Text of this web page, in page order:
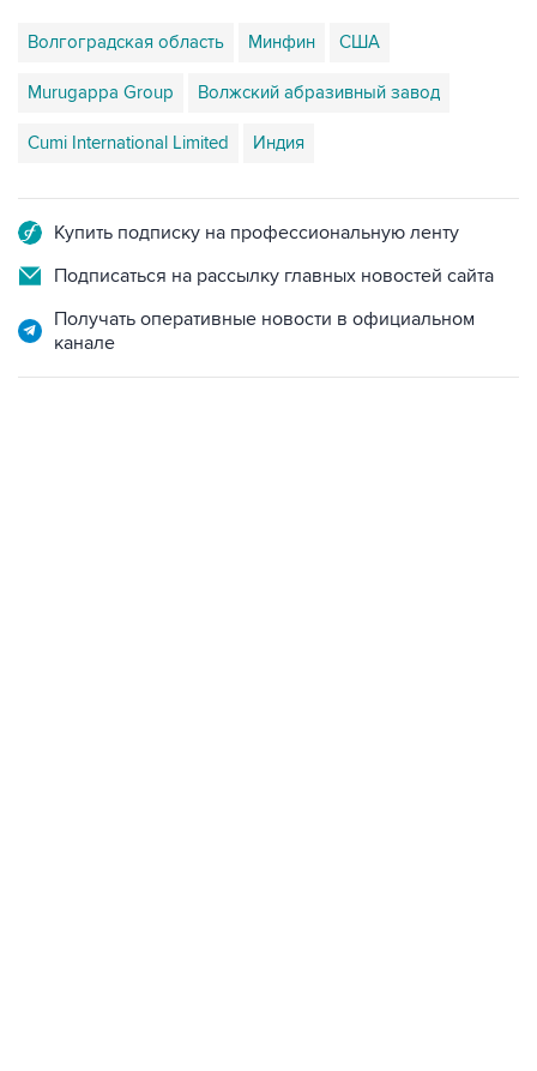
Волгоградская область Минфин США
Murugappa Group Волжский абразивный завод
Cumi International Limited Индия
Купить подписку на профессиональную ленту
Подписаться на рассылку главных новостей сайта
Получать оперативные новости в официальном
канале